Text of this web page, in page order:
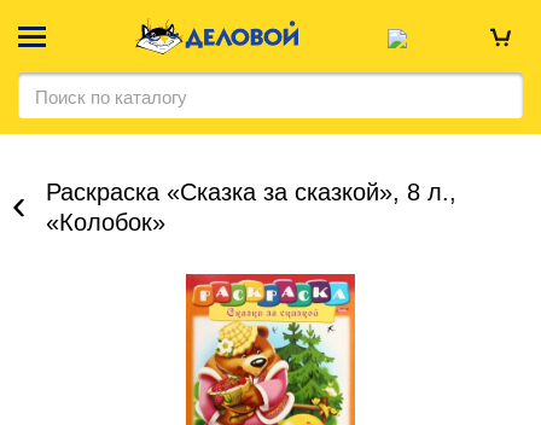
Раскраска «Сказка за сказкой», 8 л.,
«Колобок»